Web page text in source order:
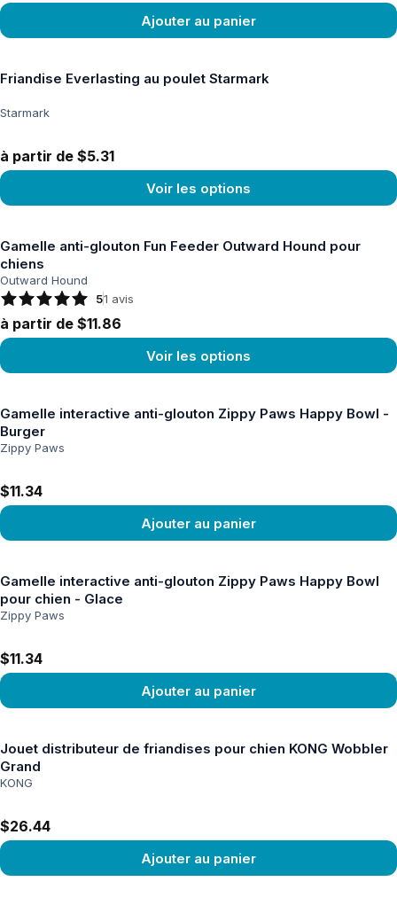
Ajouter au panier
Friandise Everlasting au poulet Starmark
Starmark
à partir de $5.31
Voir les options
Gamelle anti-glouton Fun Feeder Outward Hound pour
chiens
Outward Hound
51 avis
à partir de $11.86
Voir les options
Gamelle interactive anti-glouton Zippy Paws Happy Bowl -
Burger
Zippy Paws
$11.34
Ajouter au panier
Gamelle interactive anti-glouton Zippy Paws Happy Bowl
pour chien - Glace
Zippy Paws
$11.34
Ajouter au panier
Jouet distributeur de friandises pour chien KONG Wobbler
Grand
KONG
$26.44
Ajouter au panier